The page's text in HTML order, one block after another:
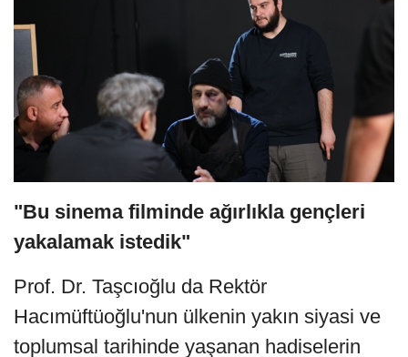
"Bu sinema filminde ağırlıkla gençleri
yakalamak istedik"
Prof. Dr. Taşcıoğlu da Rektör
Hacımüftüoğlu'nun ülkenin yakın siyasi ve
toplumsal tarihinde yaşanan hadiselerin